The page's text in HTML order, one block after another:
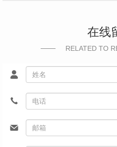
在线
RELATED TO